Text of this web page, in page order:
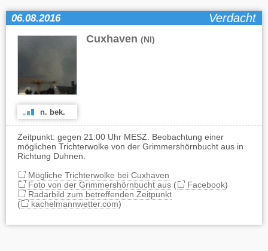
06.08.2016 Verdacht
Cuxhaven (NI)
n. bek.
Zeitpunkt: gegen 21:00 Uhr MESZ. Beobachtung einer
möglichen Trichterwolke von der Grimmershörnbucht aus in
Richtung Duhnen.
Mögliche Trichterwolke bei Cuxhaven
Foto von der Grimmershörnbucht aus( Facebook)
Radarbild zum betreffenden Zeitpunkt
(
kachelmannwetter.com)